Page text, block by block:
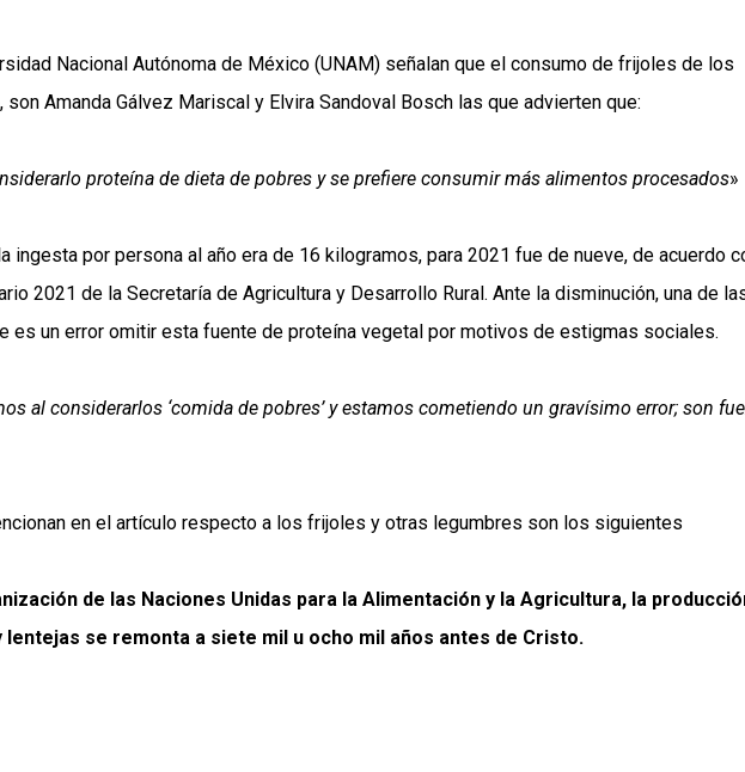
Nacional Autónoma de México (UNAM) señalan que el consumo de frijoles de los
Amanda Gálvez Mariscal y Elvira Sandoval Bosch las que advierten que:
proteína de dieta de pobres y se prefiere consumir más alimentos procesados»
ingesta por persona al año era de 16 kilogramos, para 2021 fue de nueve, de acuerdo
2021 de la Secretaría de Agricultura y Desarrollo Rural. Ante la disminución, una de
es un error omitir esta fuente de proteína vegetal por motivos de estigmas sociales.
al considerarlos ‘comida de pobres’ y estamos cometiendo un gravísimo error; son
en el artículo respecto a los frijoles y otras legumbres son los siguientes
de las Naciones Unidas para la Alimentación y la Agricultura, la
se remonta a siete mil u ocho mil años antes de Cristo.